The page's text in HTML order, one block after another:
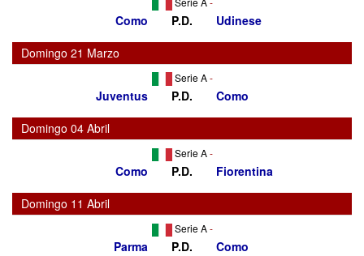
Como P.D.
Udinese
Domingo 21 Marzo
Serie A -
Juventus P.D.
Como
Domingo 04 Abril
Serie A -
Como P.D.
Fiorentina
Domingo 11 Abril
Serie A -
Parma P.D.
Como